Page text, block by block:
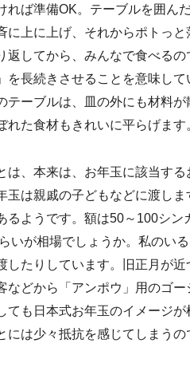
れば準備OK。テーブルを囲ん
に上に上げ、それからポトっ
返してから、みんなで食べる
を長続きさせることを意味し
テーブルは、皿の外にも材料
れた食材もきれいに平らげます
は、本来は、お年玉に該当す
玉は親戚の子どもなどに渡し
るようです。額は50～100シ
いが相場でしょうか。私のい
したりしています。旧正月が
などから「アンポウ」用のゴ
ても日本式お年玉のイメージ
には少々抵抗を感じてしまうの